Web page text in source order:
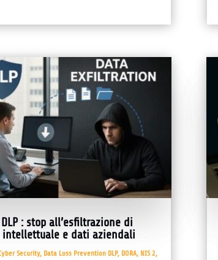
: stop all’esfiltrazione di
intellettuale e dati aziendali
Security, Data Loss Prevention DLP, DORA, NIS 2,